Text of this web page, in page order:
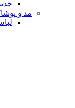
مد و